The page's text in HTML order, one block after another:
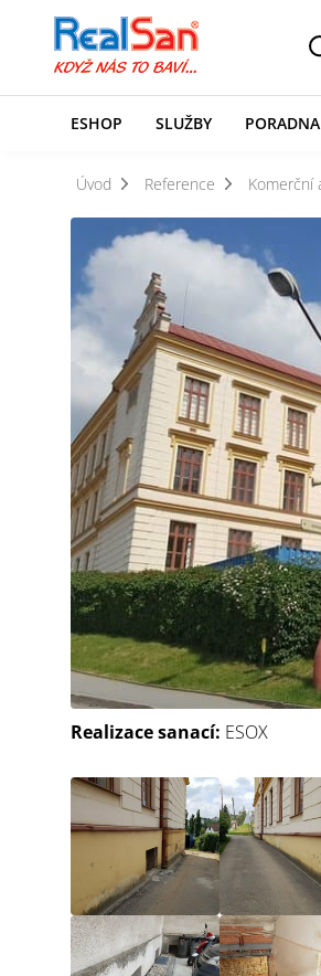
ESHOP SLUŽBY PORADNA
Úvod Reference Komerční
Realizace sanací: ESOX